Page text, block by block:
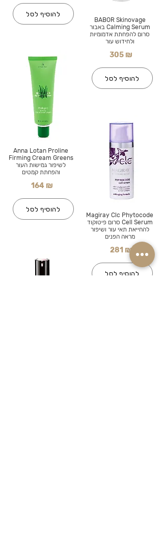
להוסיף לסל
Anna Lotan Proline
Firming Cream Greens
לשיפור גמישות העור
והפחתת קמטים
164 ₪
להוסיף לסל
BABOR Skinovage
Calming Serum באבור
סרום להפחתת אדמומיות
ולחידוש עור
305 ₪
להוסיף לסל
Magiray Clc Phytocode
Cell Serum סרום פיטוקוד
להחייאת תאי עור ושיפור
מראה הפנים
281 ₪
להוסיף לסל